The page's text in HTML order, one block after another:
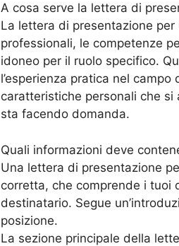
A cosa serve la lettera di
La lettera di presentazione
professionali, le competenze
idoneo per il ruolo specifico.
l’esperienza pratica nel
caratteristiche personali che si
sta facendo domanda.
Quali informazioni deve
Una lettera di presentazione
corretta, che comprende i
destinatario. Segue
posizione.
La sezione principale della